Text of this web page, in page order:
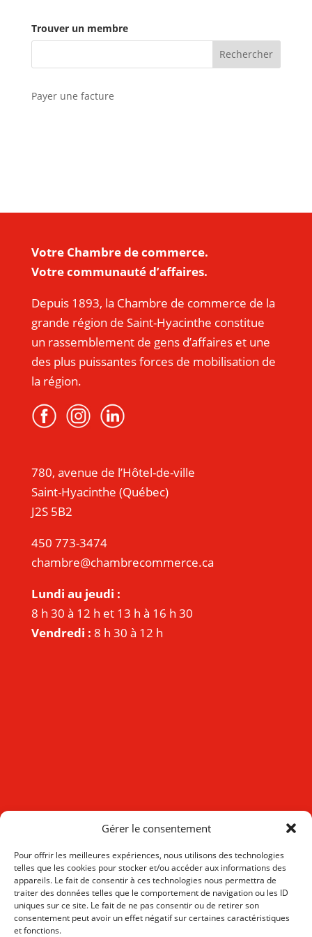
Gérer le consentement
Pour offrir les meilleures expériences, nous utilisons des technologies
telles que les cookies pour stocker et/ou accéder aux informations des
appareils. Le fait de consentir à ces technologies nous permettra de
traiter des données telles que le comportement de navigation ou les ID
uniques sur ce site. Le fait de ne pas consentir ou de retirer son
consentement peut avoir un effet négatif sur certaines caractéristiques
et fonctions.
André Beauregard
Le maire de la Ville de Saint-Hyacinthe, M.
André Beauregard, vous invite à son
annuel Rendez-vous avec le Maire.
Trouver un membre
Payer une facture
Votre Chambre de commerce.
Votre communauté d’affaires.
Depuis 1893, la Chambre de commerce de la
grande région de Saint-Hyacinthe constitue
un rassemblement de gens d’affaires et une
des plus puissantes forces de mobilisation de
la région.
780, avenue de l’Hôtel-de-ville
Saint-Hyacinthe (Québec)
J2S 5B2
450 773-3474
chambre@chambrecommerce.ca
Lundi au jeudi :
8 h 30 à 12 h et 13 h à 16 h 30
Vendredi : 8 h 30 à 12 h